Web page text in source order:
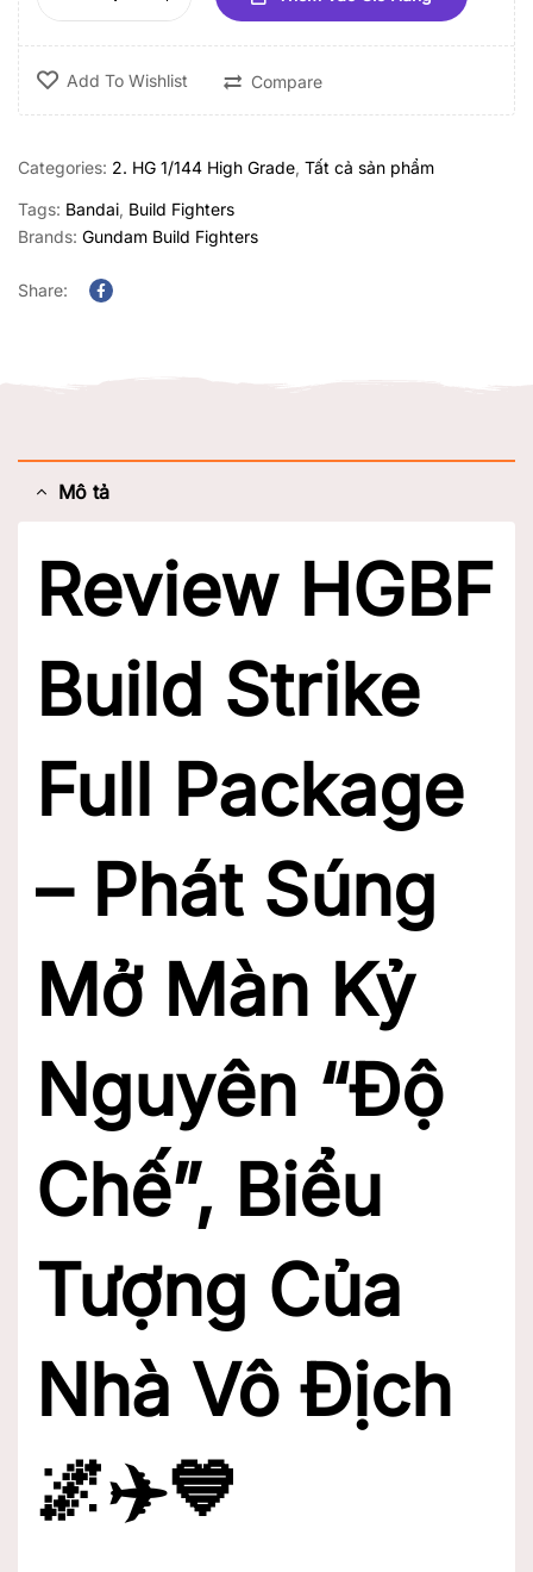
Add To Wishlist Compare
Categories: 2. HG 1/144 High Grade, Tất cả sản phẩm
Tags: Bandai, Build Fighters
Brands: Gundam Build Fighters
Share:
Mô tả
Review HGBF
Build Strike
Full Package
– Phát Súng
Mở Màn Kỷ
Nguyên “Độ
Chế”, Biểu
Tượng Của
Nhà Vô Địch
🌌✈️💙